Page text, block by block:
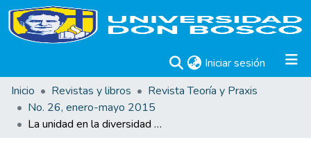
Iniciar sesión (current)
Inicio
Revistas y libros
Revista Teoría y Praxis
No. 26, enero-mayo 2015
La unidad en la diversidad de la humanidad en José Martí